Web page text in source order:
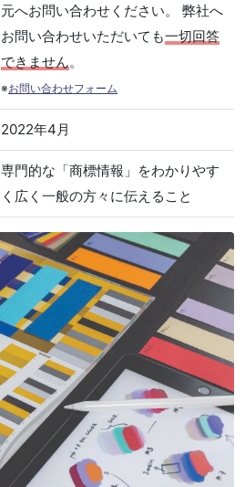
元へお問い合わせください。 弊社へ
お問い合わせいただいても一切回答
できません。
※お問い合わせフォーム
2022年4月
専門的な「商標情報」をわかりやす
く広く一般の方々に伝えること